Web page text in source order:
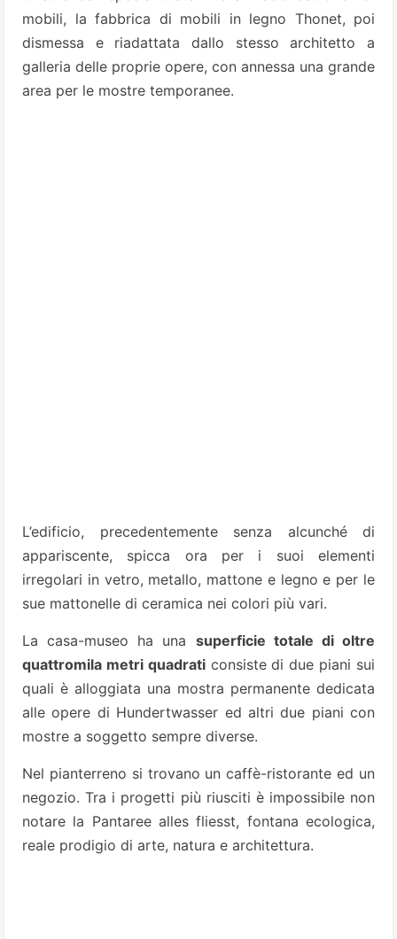
mobili, la fabbrica di mobili in legno Thonet, poi
dismessa e riadattata dallo stesso architetto a
galleria delle proprie opere, con annessa una grande
area per le mostre temporanee.
L’edificio, precedentemente senza alcunché di
appariscente, spicca ora per i suoi elementi
irregolari in vetro, metallo, mattone e legno e per le
sue mattonelle di ceramica nei colori più vari.
La casa-museo ha una superficie totale di oltre
quattromila metri quadraticonsiste di due piani sui
quali è alloggiata una mostra permanente dedicata
alle opere di Hundertwasser ed altri due piani con
mostre a soggetto sempre diverse.
Nel pianterreno si trovano un caffè-ristorante ed un
negozio. Tra i progetti più riusciti è impossibile non
notare la Pantaree alles fliesst, fontana ecologica,
reale prodigio di arte, natura e architettura.